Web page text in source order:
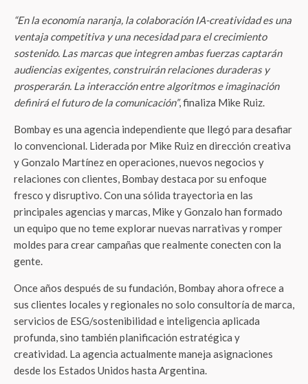
“En la economía naranja, la colaboración IA-creatividad es una
ventaja competitiva y una necesidad para el crecimiento
sostenido. Las marcas que integren ambas fuerzas captarán
audiencias exigentes, construirán relaciones duraderas y
prosperarán. La interacción entre algoritmos e imaginación
definirá el futuro de la comunicación”, finaliza Mike Ruiz.
Bombay es una agencia independiente que llegó para desafiar
lo convencional. Liderada por Mike Ruiz en dirección creativa
y Gonzalo Martínez en operaciones, nuevos negocios y
relaciones con clientes, Bombay destaca por su enfoque
fresco y disruptivo. Con una sólida trayectoria en las
principales agencias y marcas, Mike y Gonzalo han formado
un equipo que no teme explorar nuevas narrativas y romper
moldes para crear campañas que realmente conecten con la
gente.
Once años después de su fundación, Bombay ahora ofrece a
sus clientes locales y regionales no solo consultoría de marca,
servicios de ESG/sostenibilidad e inteligencia aplicada
profunda, sino también planificación estratégica y
creatividad. La agencia actualmente maneja asignaciones
desde los Estados Unidos hasta Argentina.